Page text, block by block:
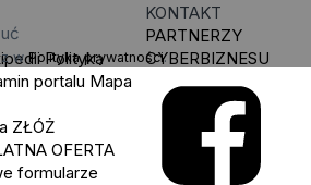
wPolityka prywatności.
Polityka
portalu Mapa
ZŁÓŻ
OFERTA
formularze
KONTAKT
PARTNERZY
CYBERBIZNESU